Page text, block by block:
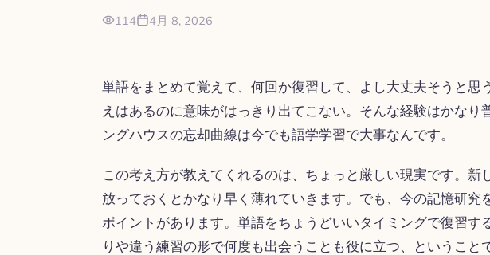
114 4月 8, 2026
単語をまとめて覚えて、何回か復習して、よし大丈夫そうと思
えはあるのに意味がはっきり出てこない。そんな経験はかなり
ングハウスの忘却曲線は今でも語学学習で大事なんです。
この考え方が教えてくれるのは、ちょっと厳しい現実です。新
放っておくとかなり早く薄れていきます。でも、今の記憶研究
ポイントがあります。単語をちょうどいいタイミングで復習す
りや違う練習の形で何度も出会うことも役に立つ、ということ